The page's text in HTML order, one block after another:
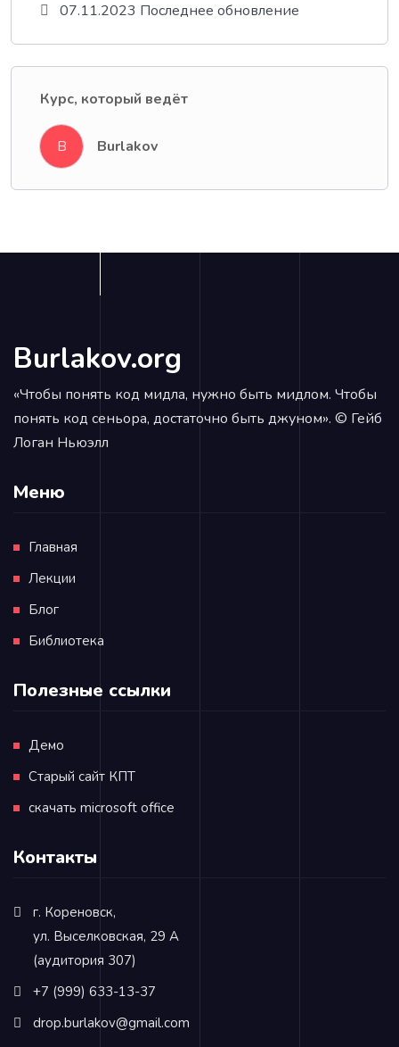
07.11.2023 Последнее обновление
Курс, который ведёт
B Burlakov
Burlakov.org
«Чтобы понять код мидла, нужно быть мидлом. Чтобы
понять код сеньора, достаточно быть джуном». © Гейб
Логан Ньюэлл
Меню
Главная
Лекции
Блог
Библиотека
Полезные ссылки
Демо
Старый сайт КПТ
скачать microsoft office
Контакты
г. Кореновск,
ул. Выселковская, 29 А
(аудитория 307)
+7 (999) 633-13-37
drop.burlakov@gmail.com